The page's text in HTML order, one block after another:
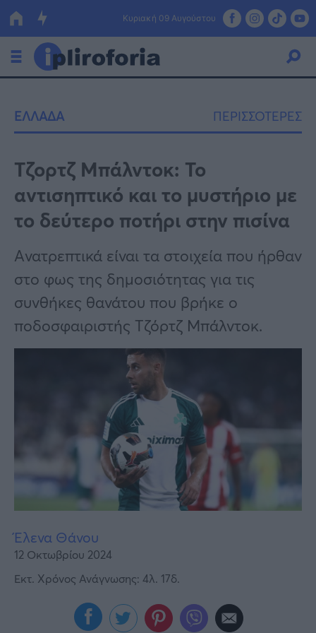
Κυριακή 09 Αυγούστου
Οικονομία
Πολιτική
Τράπεζες
Επιδοτήσεις
ΕΣΠΑ
Κόσμος
Lifestyle
Αθλητικά
Υγεία
Γυναίκα
ΕΛΛΑΔΑ ΠΕΡΙΣΣΟΤΕΡΕΣ
Τζορτζ Μπάλντοκ: Το
αντισηπτικό και το μυστήριο με
το δεύτερο ποτήρι στην πισίνα
Aνατρεπτικά είναι τα στοιχεία που ήρθαν
στο φως της δημοσιότητας για τις
συνθήκες θανάτου που βρήκε ο
ποδοσφαιριστής Τζόρτζ Μπάλντοκ.
Έλενα Θάνου
12 Οκτωβρίου 2024
Εκτ. Χρόνος Ανάγνωσης: 4λ. 17δ.